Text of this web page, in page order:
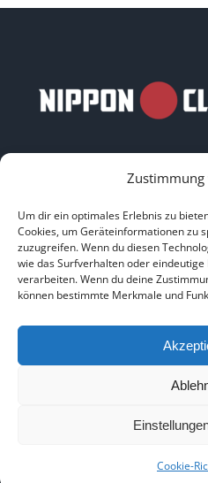
Zustimmung
Um dir ein optimales Erlebnis zu
Cookies, um Geräteinformationen zu
zuzugreifen. Wenn du diesen
wie das Surfverhalten oder eindeutige
verarbeiten. Wenn du deine
können bestimmte Merkmale und
Cookie-
LINKS
HOME|ÜBER UNS|
Copyright